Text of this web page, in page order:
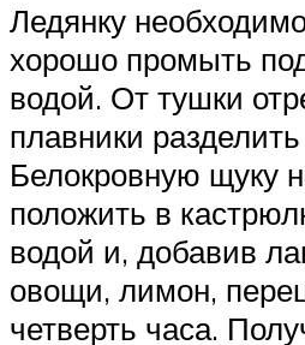
Ледянку
хорошо промыть
водой. От тушки
плавники
Белокровную щуку
положить в
водой и, добавив
овощи, лимон,
четверть часа.